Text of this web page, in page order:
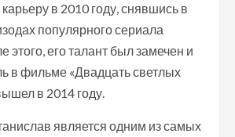
в 2010 году, снявшись в
популярного сериала
этого, его талант был замечен и
в фильме «Двадцать светлых
в 2014 году.
является одним из самых